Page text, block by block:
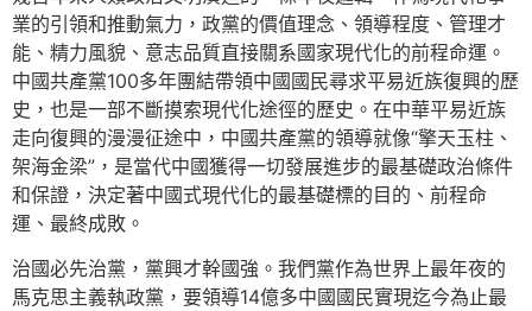
業的引領和推動氣力，政黨的價值理念、領導程度、管理才
能、精力風貌、意志品質直接關系國家現代化的前程命運。
中國共產黨100多年團結帶領中國國民尋求平易近族復興的歷
史，也是一部不斷摸索現代化途徑的歷史。在中華平易近族
走向復興的漫漫征途中，中國共產黨的領導就像“擎天玉柱、
架海金梁”，是當代中國獲得一切發展進步的最基礎政治條件
和保證，決定著中國式現代化的最基礎標的目的、前程命
運、最終成敗。
治國必先治黨，黨興才幹國強。我們黨作為世界上最年夜的
馬克思主義執政黨，要領導14億多中國國民實現迄今為止最